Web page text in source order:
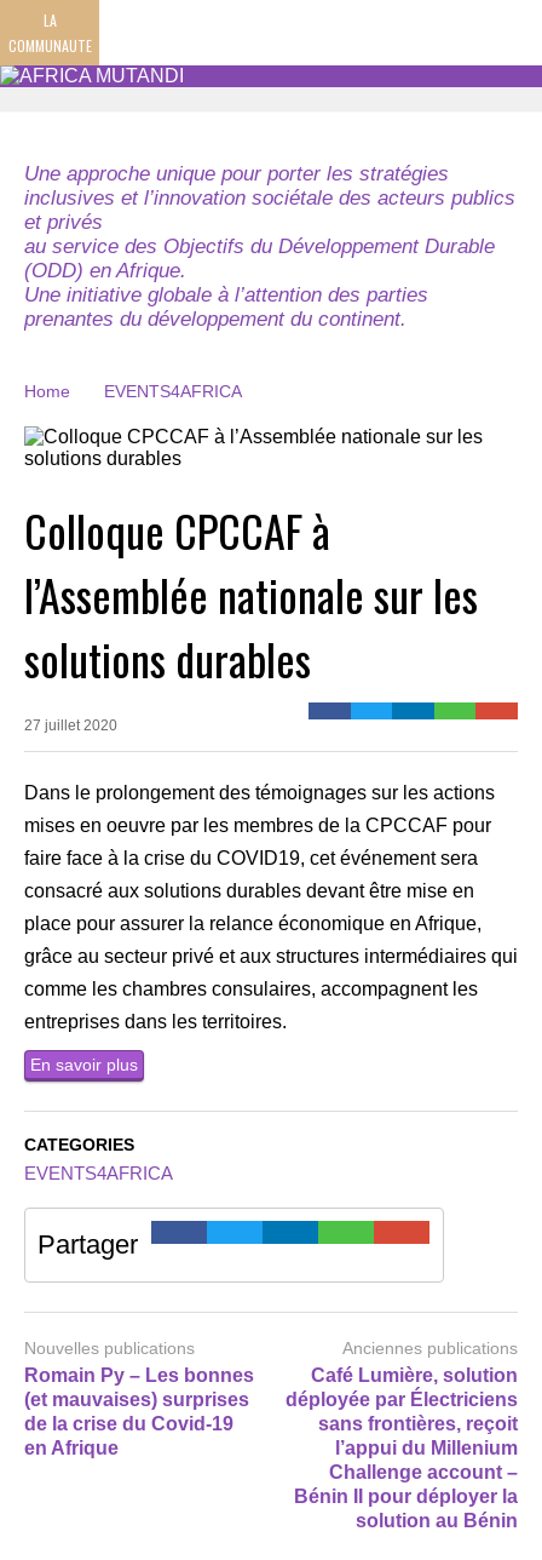
LA
COMMUNAUTE
Une approche unique pour porter les stratégies
inclusives et l’innovation sociétale des acteurs publics
et privés
au service des Objectifs du Développement Durable
(ODD) en Afrique.
Une initiative globale à l’attention des parties
prenantes du développement du continent.
Home EVENTS4AFRICA
Colloque CPCCAF à
l’Assemblée nationale sur les
solutions durables
27 juillet 2020
Dans le prolongement des témoignages sur les actions
mises en oeuvre par les membres de la CPCCAF pour
faire face à la crise du COVID19, cet événement sera
consacré aux solutions durables devant être mise en
place pour assurer la relance économique en Afrique,
grâce au secteur privé et aux structures intermédiaires qui
comme les chambres consulaires, accompagnent les
entreprises dans les territoires.
En savoir plus
CATEGORIES
EVENTS4AFRICA
Partager
Nouvelles publications
Romain Py – Les bonnes
(et mauvaises) surprises
de la crise du Covid-19
en Afrique
Anciennes publications
Café Lumière, solution
déployée par Électriciens
sans frontières, reçoit
l’appui du Millenium
Challenge account –
Bénin II pour déployer la
solution au Bénin